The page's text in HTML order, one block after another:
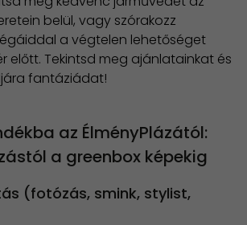
belül, vagy szórakozz
a végtelen lehetőséget
előtt. Tekintsd meg ajánlatainkat és
fantáziádat!
az ÉlményPlázától:
a greenbox képekig
(fotózás, smink, stylist,